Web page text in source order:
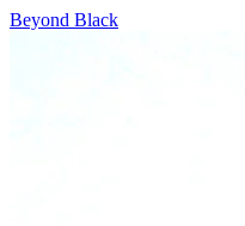
Beyond Black